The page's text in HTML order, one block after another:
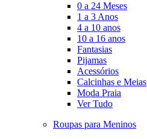
0 a 24 Meses
1 a 3 Anos
4 a 10 anos
10 a 16 anos
Fantasias
Pijamas
Acessórios
Calcinhas e Meias
Moda Praia
Ver Tudo
Roupas para Meninos